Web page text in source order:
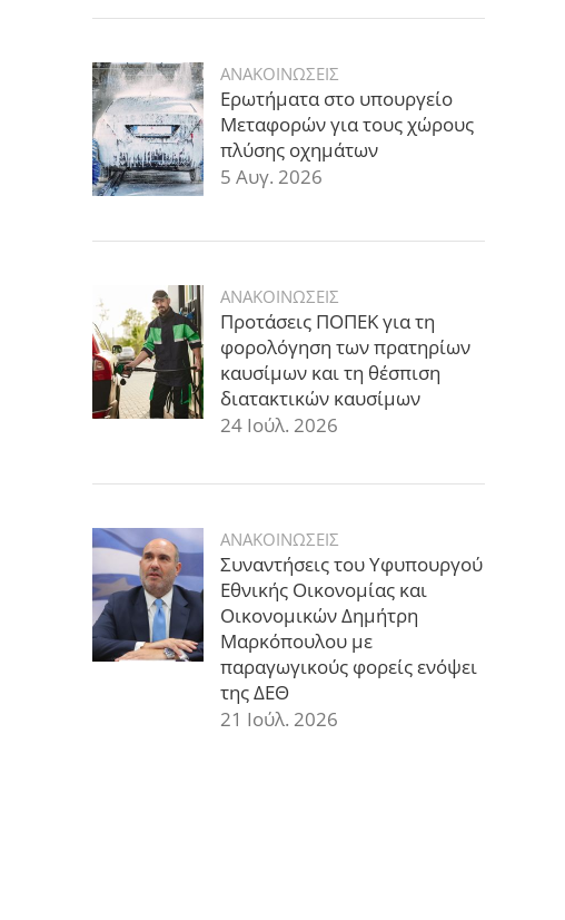
ΑΝΑΚΟΙΝΩΣΕΙΣ
Ερωτήματα στο υπουργείο
Μεταφορών για τους χώρους
πλύσης οχημάτων
5 Αυγ. 2026
ΑΝΑΚΟΙΝΩΣΕΙΣ
Προτάσεις ΠΟΠΕΚ για τη
φορολόγηση των πρατηρίων
καυσίμων και τη θέσπιση
διατακτικών καυσίμων
24 Ιούλ. 2026
ΑΝΑΚΟΙΝΩΣΕΙΣ
Συναντήσεις του Υφυπουργού
Εθνικής Οικονομίας και
Οικονομικών Δημήτρη
Μαρκόπουλου με
παραγωγικούς φορείς ενόψει
της ΔΕΘ
21 Ιούλ. 2026